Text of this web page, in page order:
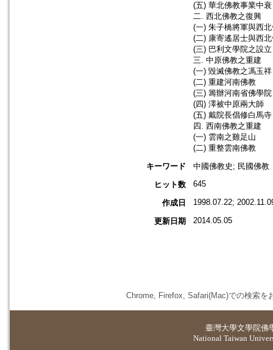
(五) 華北佛教事業中衰
二. 西北佛教之復興
(一) 朱子橋將軍與西
(二) 康寄遙居士與西
(三) 巴利文學院之設立
三. 中原佛教之重建
(一) 毀滅佛教之馮玉祥
(二) 重建河南佛教
(三) 籌辦河南省佛學院
(四) 澤被中原兩大師
(五) 戴院長倡修白馬寺
四. 西南佛教之重建
(一) 雲南之雞足山
(二) 重整雲南佛教
キーワード
中國佛教史; 民國佛教
ヒット数
645
作成日 1998.07.22;
更新日期 2014.05.05
Chrome, Firefox, Safari(Mac)での検索を
臺灣大學文學院佛
National Taiwan